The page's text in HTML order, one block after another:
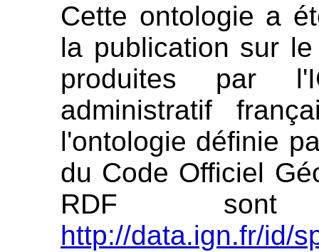
Cette ontologie a
la publication sur
produites par
administratif
l'ontologie définie
du Code Officiel
RDF sont
http://data.ign.fr/id/